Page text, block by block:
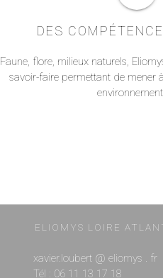
DES
Faune, flore, milieux naturels,
savoir-faire permettant de mener
ELIOMYS LOIRE
xavier.loubert @ eliomys . fr
Tél : 06 11 13 17 18